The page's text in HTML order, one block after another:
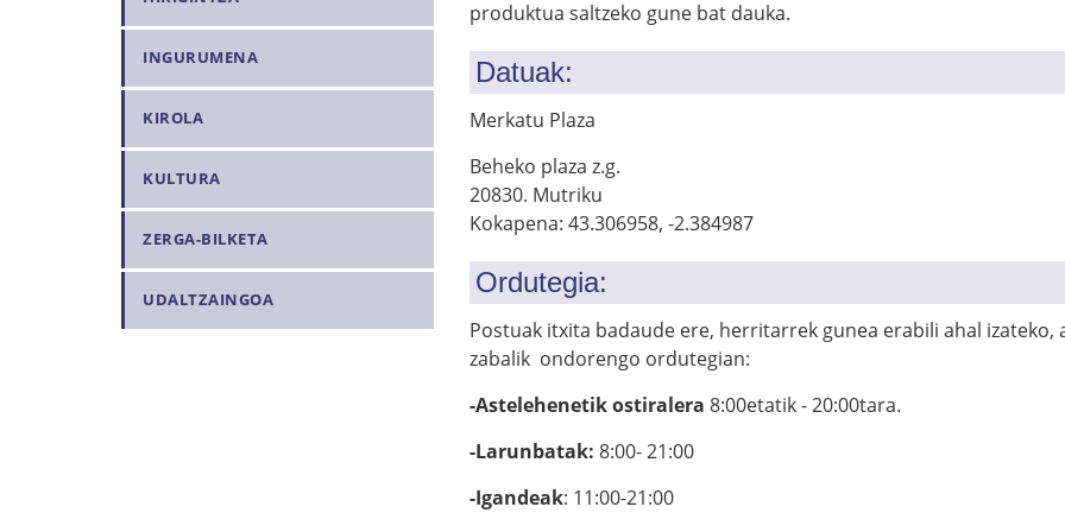
produktua saltzeko gune bat dauka.
Datuak:
Merkatu Plaza
Beheko plaza z.g.
20830. Mutriku
Kokapena: 43.306958, -2.384987
Ordutegia:
Postuak itxita badaude ere, herritarrek gunea erabili ahal izateko,
zabalik ondorengo ordutegian:
-Astelehenetik ostiralera 8:00etatik - 20:00tara.
-Larunbatak: 8:00- 21:00
-Igandeak: 11:00-21:00
INGURUMENA
KIROLA
KULTURA
ZERGA-BILKETA
UDALTZAINGOA